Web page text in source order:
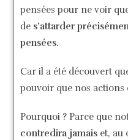
pensées pour ne voir
de s’attarder
pensées.
Car il a été découvert
pouvoir que nos actions
Pourquoi ? Parce que
contredira jamais et, au